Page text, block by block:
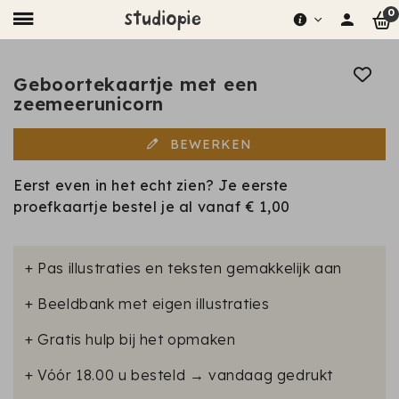
0
Geboortekaartje met een
zeemeerunicorn
BEWERKEN
Eerst even in het echt zien? Je eerste
proefkaartje bestel je al vanaf€ 1,00
+ Pas illustraties en teksten gemakkelijk aan
+ Beeldbank met eigen illustraties
+ Gratis hulp bij het opmaken
+ Vóór 18.00 u besteld → vandaag gedrukt